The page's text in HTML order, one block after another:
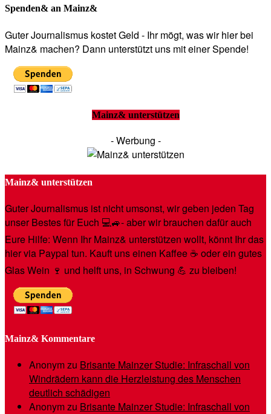
Spenden& an Mainz&
Guter Journalismus kostet Geld - Ihr mögt, was wir hier bei
Mainz& machen? Dann unterstützt uns mit einer Spende!
Mainz& unterstützen
- Werbung -
Mainz& unterstützen
Guter Journalismus ist nicht umsonst, wir geben jeden Tag
unser Bestes für Euch 💻🚙- aber wir brauchen dafür auch
Eure Hilfe: Wenn Ihr Mainz& unterstützen wollt, könnt Ihr das
hier via Paypal tun. Kauft uns einen Kaffee ☕️ oder ein gutes
Glas Wein 🍷 und helft uns, in Schwung 💪 zu bleiben!
Mainz& Kommentare
Anonymzu Brisante Mainzer Studie: Infraschall von
Windrädern kann die Herzleistung des Menschen
deutlich schädigen
Anonymzu Brisante Mainzer Studie: Infraschall von